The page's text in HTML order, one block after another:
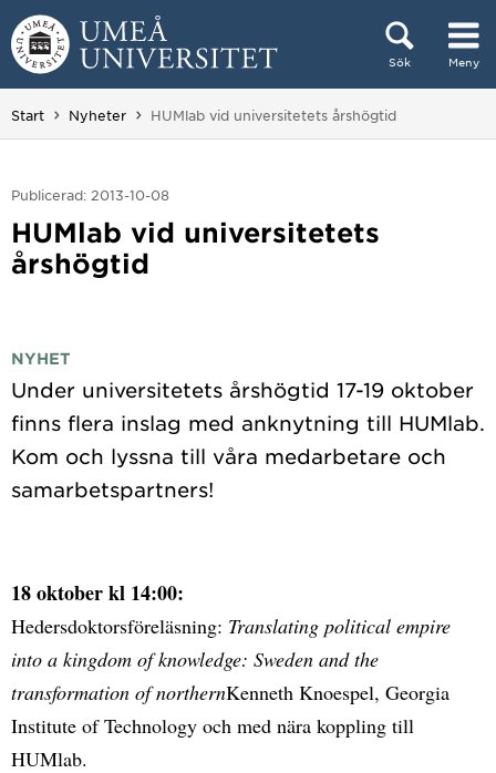
Hoppa direkt till innehållet
Sök Meny
Huvudmenyn dold.
Start Nyheter Du är här:
HUMlab vid universitetets årshögtid
Publicerad: 2013-10-08
HUMlab vid universitetets
årshögtid
NYHET
Under universitetets årshögtid 17-19 oktober
finns flera inslag med anknytning till HUMlab.
Kom och lyssna till våra medarbetare och
18 oktober kl 14:00:
Hedersdoktorsföreläsning: Translating political empire
into a kingdom of knowledge: Sweden and the
transformation of northernKenneth Knoespel, Georgia
Institute of Technology och med nära koppling till
HUMlab.